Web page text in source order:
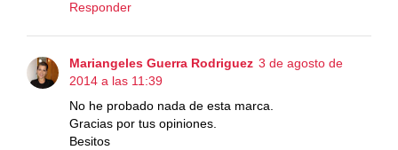
Responder
Mariangeles Guerra Rodriguez 3 de agosto de
2014 a las 11:39
No he probado nada de esta marca.
Gracias por tus opiniones.
Besitos